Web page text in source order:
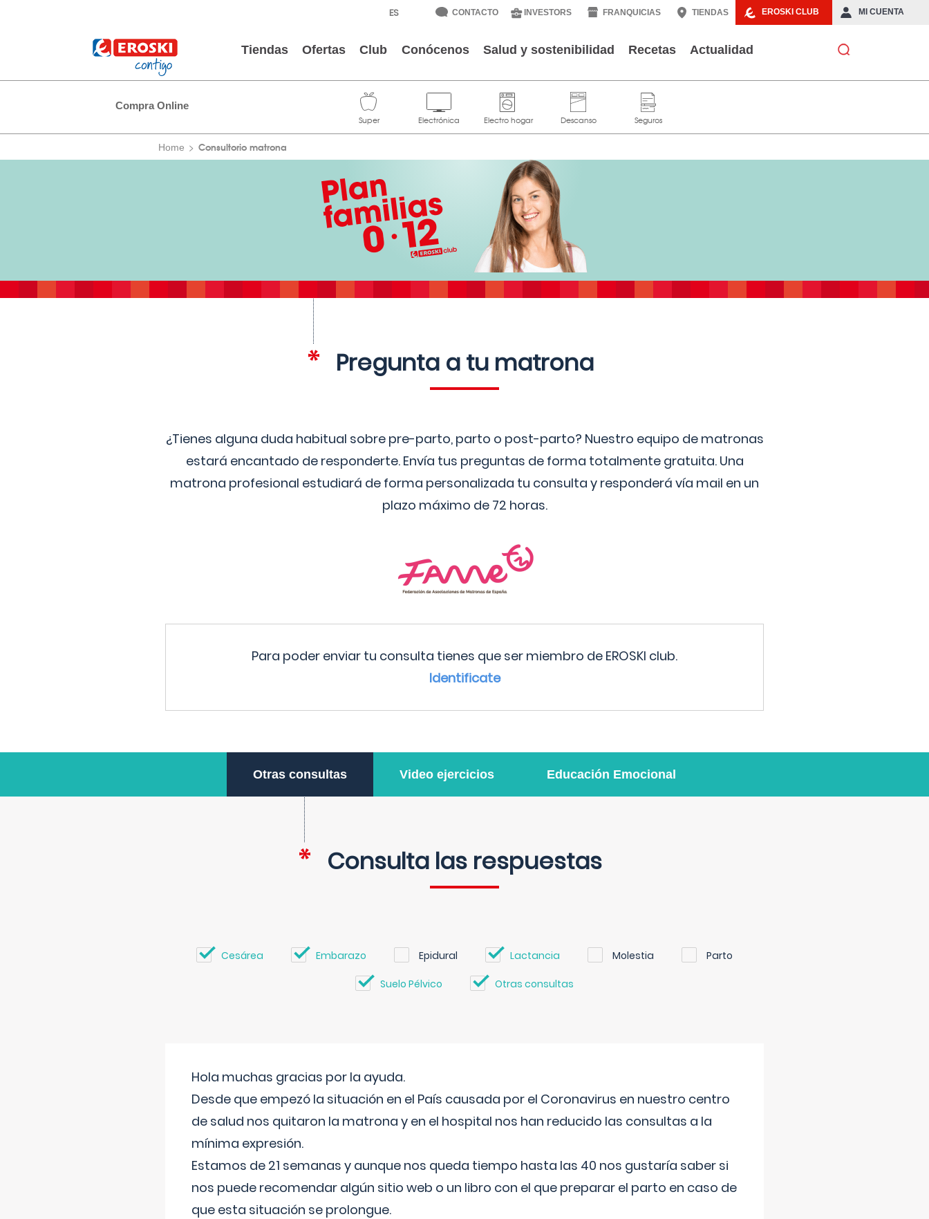
EROSKI CLUB MI CUENTA
CONTACTO INVESTORS FRANQUICIAS TIENDAS
Tiendas Ofertas Club Conócenos Salud y sostenibilidad Recetas Actualidad
Compra Online
Home Consultorio matrona
Pregunta a tu matrona
¿Tienes alguna duda habitual sobre pre-parto, parto o post-parto? Nuestro equipo de matronas
estará encantado de responderte. Envía tus preguntas de forma totalmente gratuita. Una
matrona profesional estudiará de forma personalizada tu consulta y responderá vía mail en un
plazo máximo de 72 horas.
Para poder enviar tu consulta tienes que ser miembro de EROSKI club.
Identificate
Otras consultas Video ejercicios Educación Emocional
Consulta las respuestas
Cesárea Embarazo Epidural Lactancia Molestia Parto
Suelo Pélvico Otras consultas
Hola muchas gracias por la ayuda.
Desde que empezó la situación en el País causada por el Coronavirus en nuestro centro
de salud nos quitaron la matrona y en el hospital nos han reducido las consultas a la
mínima expresión.
Estamos de 21 semanas y aunque nos queda tiempo hasta las 40 nos gustaría saber si
nos puede recomendar algún sitio web o un libro con el que preparar el parto en caso de
que esta situación se prolongue.